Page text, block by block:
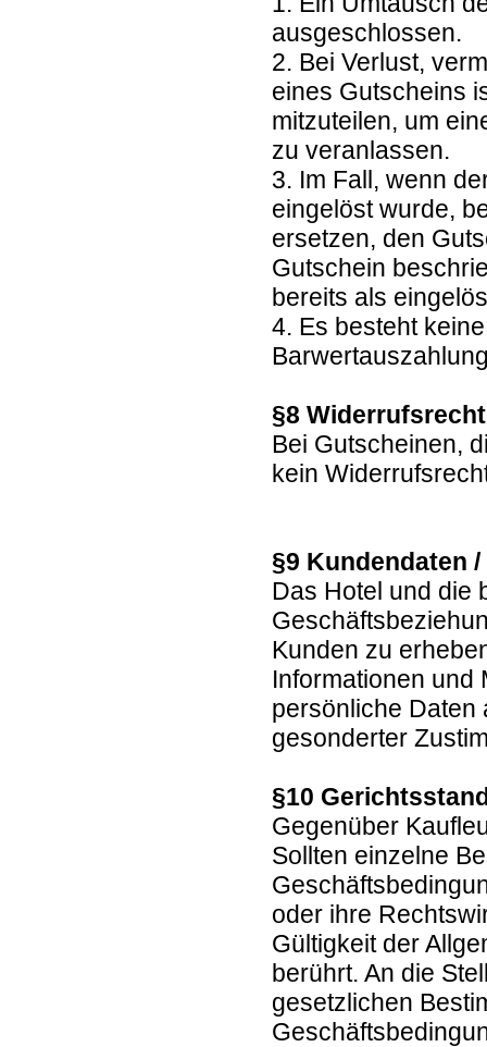
ausgeschlossen.
2. Bei Verlust,
eines Gutscheins
mitzuteilen, um
zu veranlassen.
3. Im Fall, wenn
eingelöst wurde,
ersetzen, den
Gutschein
bereits als
4. Es besteht
§8
Bei Gutscheinen,
kein
§9 Kundendaten
Das Hotel und die
Kunden zu
Informationen und
persönliche Daten
gesonderter
§10
Gegenüber
Sollten einzelne
oder ihre
Gültigkeit der
berührt. An die
gesetzlichen